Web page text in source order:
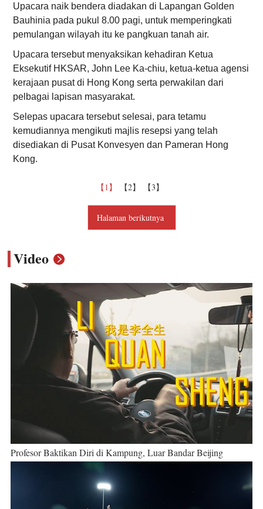
Upacara naik bendera diadakan di Lapangan Golden
Bauhinia pada pukul 8.00 pagi, untuk memperingkati
pemulangan wilayah itu ke pangkuan tanah air.
Upacara tersebut menyaksikan kehadiran Ketua
Eksekutif HKSAR, John Lee Ka-chiu, ketua-ketua agensi
kerajaan pusat di Hong Kong serta perwakilan dari
pelbagai lapisan masyarakat.
Selepas upacara tersebut selesai, para tetamu
kemudiannya mengikuti majlis resepsi yang telah
disediakan di Pusat Konvesyen dan Pameran Hong
Kong.
【1】 【2】 【3】
Halaman berikutnya
Video
Profesor Baktikan Diri di Kampung, Luar Bandar Beijing